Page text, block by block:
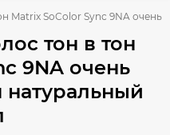
Matrix SoColor Sync 9NA
тон в тон
9NA очень